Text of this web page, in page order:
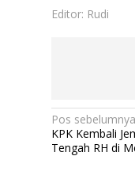
Editor: Rudi
N
a
Pos sebelumnya
KPK Kembali
Tengah RH di